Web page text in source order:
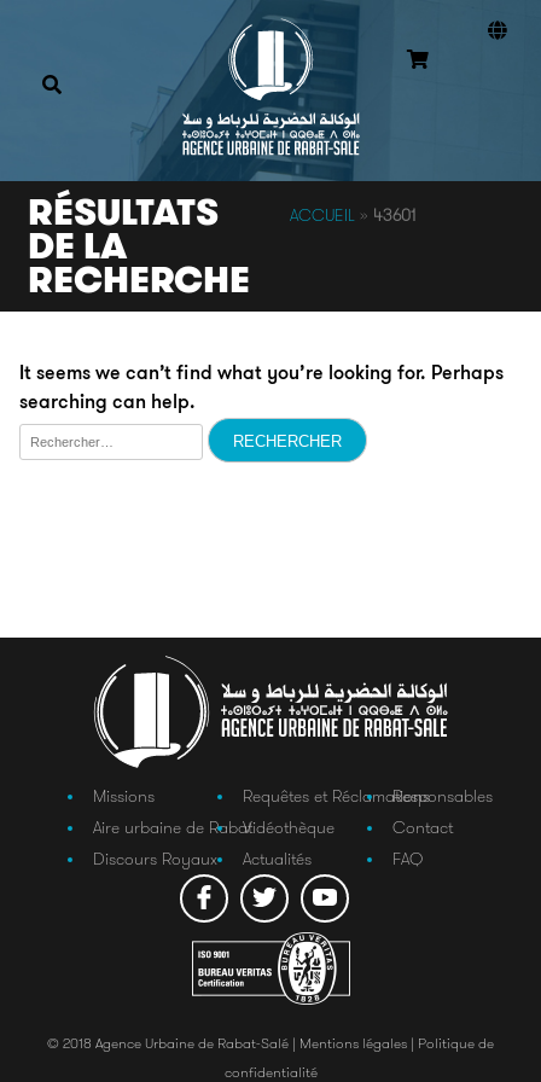
RÉSULTATS
DE LA
RECHERCHE
ACCUEIL » 43601
It seems we can’t find what you’re looking for. Perhaps
searching can help.
Rechercher :
Missions
Aire urbaine de Rabat
Discours Royaux
Requêtes et Réclamations
Vidéothèque
Actualités
Responsables
Contact
FAQ
© 2018 Agence Urbaine de Rabat-Salé | Mentions légales | Politique de
confidentialité